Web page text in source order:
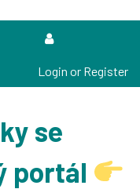
Login or Register
se
portál